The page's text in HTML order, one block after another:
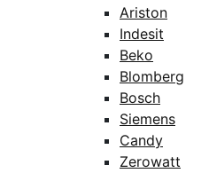
Ariston
Indesit
Beko
Blomberg
Bosch
Siemens
Candy
Zerowatt